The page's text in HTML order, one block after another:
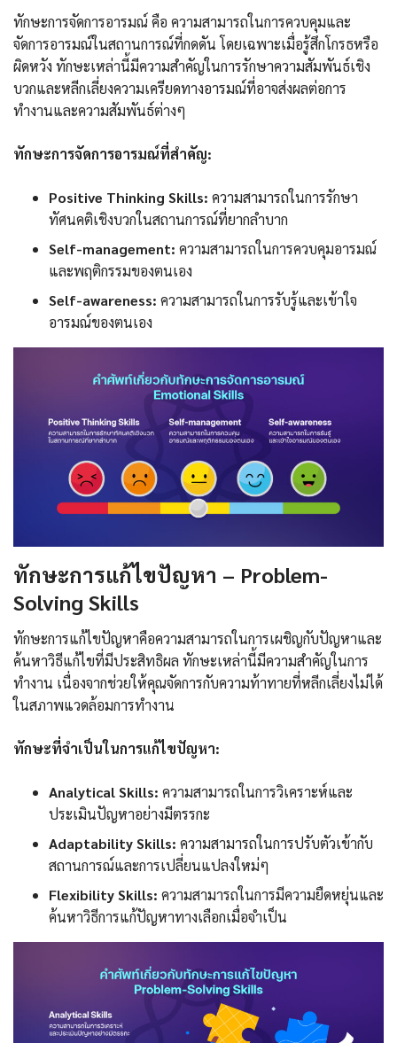
ทักษะการจัดการอารมณ์ คือ ความสามารถในการควบคุมและ
จัดการอารมณ์ในสถานการณ์ที่กดดัน โดยเฉพาะเมื่อรู้สึกโกรธหรือ
ผิดหวัง ทักษะเหล่านี้มีความสำคัญในการรักษาความสัมพันธ์เชิง
บวกและหลีกเลี่ยงความเครียดทางอารมณ์ที่อาจส่งผลต่อการ
ทำงานและความสัมพันธ์ต่างๆ
ทักษะการจัดการอารมณ์ที่สำคัญ:
Positive Thinking Skills: ความสามารถในการรักษา
ทัศนคติเชิงบวกในสถานการณ์ที่ยากลำบาก
Self-management: ความสามารถในการควบคุมอารมณ์
และพฤติกรรมของตนเอง
Self-awareness: ความสามารถในการรับรู้และเข้าใจ
อารมณ์ของตนเอง
ทักษะการแก้ไขปัญหา – Problem-
Solving Skills
ทักษะการแก้ไขปัญหาคือความสามารถในการเผชิญกับปัญหาและ
ค้นหาวิธีแก้ไขที่มีประสิทธิผล ทักษะเหล่านี้มีความสำคัญในการ
ทำงาน เนื่องจากช่วยให้คุณจัดการกับความท้าทายที่หลีกเลี่ยงไม่ได้
ในสภาพแวดล้อมการทำงาน
ทักษะที่จำเป็นในการแก้ไขปัญหา:
Analytical Skills: ความสามารถในการวิเคราะห์และ
ประเมินปัญหาอย่างมีตรรกะ
Adaptability Skills: ความสามารถในการปรับตัวเข้ากับ
สถานการณ์และการเปลี่ยนแปลงใหม่ๆ
Flexibility Skills: ความสามารถในการมีความยืดหยุ่นและ
ค้นหาวิธีการแก้ปัญหาทางเลือกเมื่อจำเป็น